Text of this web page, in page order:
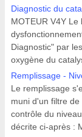
Diagnostic du
MOTEUR V4Y
Diagnostic" par
oxygène du
Remplissage -
Le remplissage
muni d'un filtre
contrôle du
décrite ci-après :